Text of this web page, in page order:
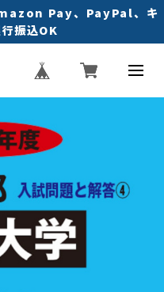
Pay、PayPal、キ
振込OK